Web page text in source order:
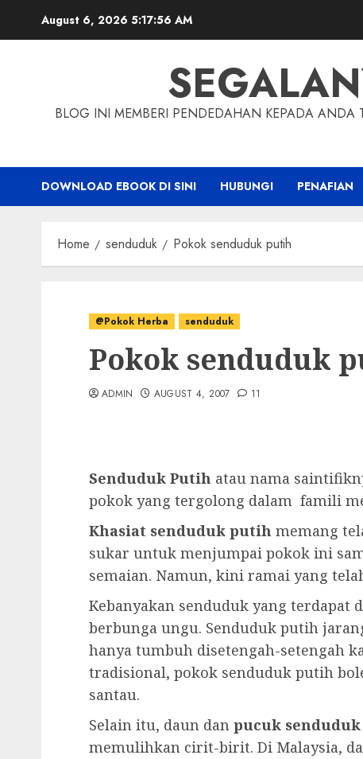
August 6, 2026 5:17:57 AM
BLOG INI MEMBERI PENDEDAHAN KEPADA ANDA
DOWNLOAD EBOOK DI SINI HUBUNGI PENAFIAN
Home senduduk Pokok senduduk putih
@Pokok Herba senduduk
Pokok senduduk
ADMIN AUGUST 4, 2007 11
Senduduk Putih atau nama
pokok yang tergolong dalam famili
Khasiat senduduk putih memang
sukar untuk menjumpai pokok ini
semaian. Namun, kini ramai yang
Kebanyakan senduduk yang terdapat
berbunga ungu. Senduduk putih
hanya tumbuh disetengah-setengah
tradisional, pokok senduduk putih
santau.
Selain itu, daun dan pucuk
memulihkan cirit-birit. Di Malaysia,